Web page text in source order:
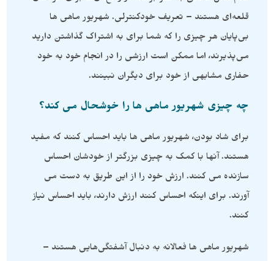
قلعه‌ای هستند – تعریف خودکنترلی. شهریور ماهی ها
بی‌پایان هر چیزی را که شما برای به اشتراک گذاشتن دارید
می‌پذیرند، اما ممکن است ارزشی را در انجام خود به خود
حفاری مشابهی از خود برای دیگران نبینند.
چه چیزی شهریور ماهی ها را خوشحال می کند؟
برای شاد بودن، شهریور ماهی ها باید احساس کنند که مفید
هستند. آنها با کمک به چیزی بزرگتر از خودشان احساس
سازنده می کنند. ارزش خود را از این طریق به دست می
آورند. برای اینکه احساس کنند ارزش دارند، باید احساس نیاز
کنند.
شهریور ماهی ها فعالانه به دنبال آشفتگی‌هایی هستند –